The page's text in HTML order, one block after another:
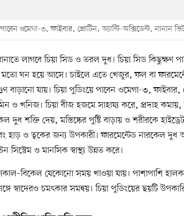
ওমেগা-৩, ফাইবার, প্রোটিন, অ্যান্টি-অক্সিডেন্ট, নানান
লাগবে চিয়া সিড ও তরল দুধ। চিয়া সিড কিছুক্ষণ
মতো ঘন হয়ে আসে। চাইলে এতে খেজুর, ফল বা
বাড়ানো যায়। চিয়া পুডিংয়ে পাবেন ওমেগা-৩, ফাইবার,
ও খনিজ। চিয়া বীজ হজমে সাহায্য করে, প্রদাহ কমায়,
দুধ শক্তি দেয়, মস্তিষ্কের পুষ্টি বাড়ায় ও শরীরকে
হাড় ও ত্বকের জন্য উপকারী। ফারমেন্টেড নারকেল দুধ
সিস্টেম ও মানসিক স্বাস্থ্য উন্নত করে।
যেকোনো সময় খাওয়া যায়। পাশাপাশি হালকা
স্বাদেরও চমৎকার সমন্বয়। চিয়া পুডিংয়ের ছয়টি